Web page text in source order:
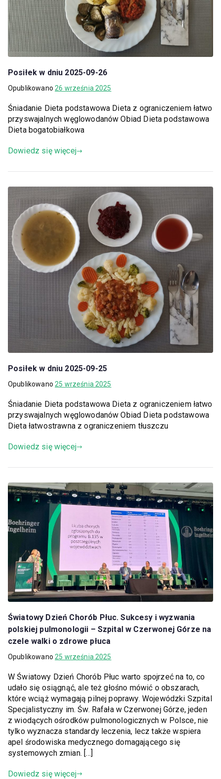
Posiłek w dniu 2025-09-26
Opublikowano26 września 2025
Śniadanie Dieta podstawowa Dieta z ograniczeniem łatwo
przyswajalnych węglowodanów Obiad Dieta podstawowa
Dieta bogatobiałkowa
Dowiedz się więcej
Posiłek w dniu 2025-09-25
Opublikowano25 września 2025
Śniadanie Dieta podstawowa Dieta z ograniczeniem łatwo
przyswajalnych węglowodanów Obiad Dieta podstawowa
Dieta łatwostrawna z ograniczeniem tłuszczu
Dowiedz się więcej
Światowy Dzień Chorób Płuc. Sukcesy i wyzwania
polskiej pulmonologii – Szpital w Czerwonej Górze na
czele walki o zdrowe płuca
Opublikowano25 września 2025
W Światowy Dzień Chorób Płuc warto spojrzeć na to, co
udało się osiągnąć, ale też głośno mówić o obszarach,
które wciąż wymagają pilnej poprawy. Wojewódzki Szpital
Specjalistyczny im. Św. Rafała w Czerwonej Górze, jeden
z wiodących ośrodków pulmonologicznych w Polsce, nie
tylko wyznacza standardy leczenia, lecz także wspiera
apel środowiska medycznego domagającego się
systemowych zmian. […]
Dowiedz się więcej